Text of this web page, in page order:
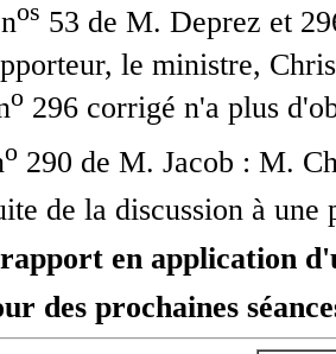
os 53 de M. Deprez et
le ministre,
o 296 corrigé n'a plus
o 290 de M. Jacob : M.
de la discussion à une
en application
des prochaines